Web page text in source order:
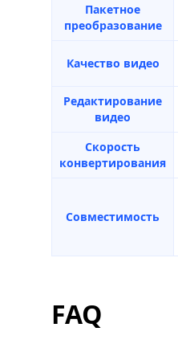
Пакетное
преобразование
Качество видео
Редактирование
видео
Скорость
конвертирования
Совместимость
FAQ